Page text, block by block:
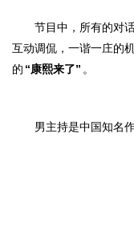
节目中，所有的对
互动调侃，一谐一庄的
的 “康熙来了” 。
男主持是中国知名